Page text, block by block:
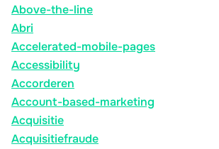
Above-the-line
Abri
Accelerated-mobile-pages
Accessibility
Accorderen
Account-based-marketing
Acquisitie
Acquisitiefraude